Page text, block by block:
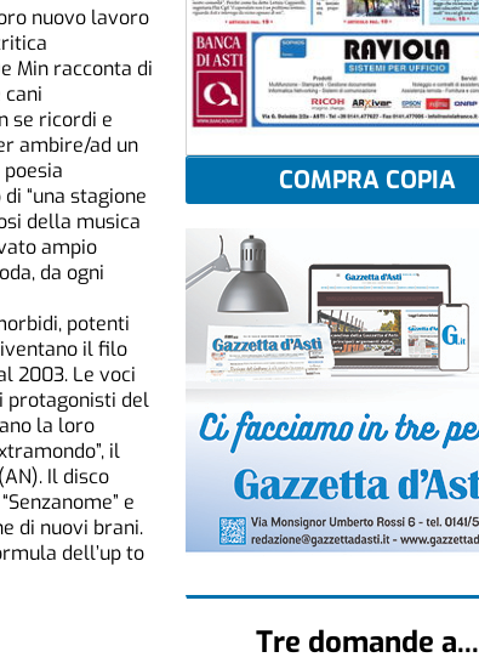
nuovo lavoro
Min racconta di
cani
se ricordi e
ambire/ad un
“una stagione
della musica
ampio
da ogni
potenti
il filo
2003. Le voci
protagonisti del
la loro
il
Il disco
e
di nuovi brani.
dell’up to
COMPRA COPIA
Tre domande a...